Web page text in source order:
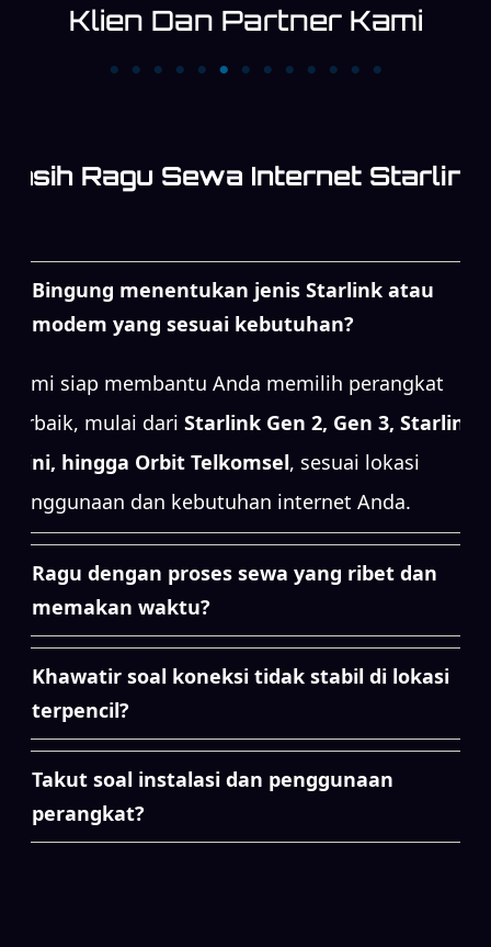
Klien Dan Partner Kami
PT Allgrand Power
Source Investment
PT. MARINDO UTAMA
PENATA KAWASAN
Ragu Sewa Internet
Bingung menentukan jenis Starlink atau
modem yang sesuai kebutuhan?
Kami siap membantu Anda memilih perangkat
terbaik, mulai dari Starlink Gen 2, Gen 3, Starlink
Mini, hingga Orbit Telkomsel, sesuai lokasi
penggunaan dan kebutuhan internet Anda.
Ragu dengan proses sewa yang ribet dan
memakan waktu?
Khawatir soal koneksi tidak stabil di lokasi
terpencil?
Takut soal instalasi dan penggunaan
perangkat?